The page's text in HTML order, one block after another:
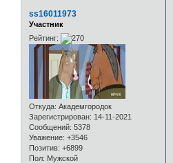
ss16011973
Участник
Рейтинг:
Откуда: Академгородок
Зарегистрирован: 14-11-2021
Сообщений: 5378
Уважение: +3546
Позитив: +6899
Пол: Мужской